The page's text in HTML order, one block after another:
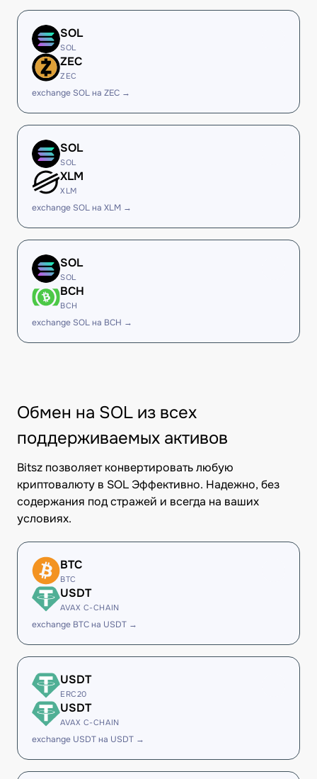
SOL
SOL
ZEC
ZEC
exchange SOL на ZEC →
SOL
SOL
XLM
XLM
exchange SOL на XLM →
SOL
SOL
BCH
BCH
exchange SOL на BCH →
Обмен на SOL из всех
поддерживаемых активов
Bitsz позволяет конвертировать любую
криптовалюту в SOL Эффективно. Надежно, без
содержания под стражей и всегда на ваших
условиях.
BTC
BTC
USDT
AVAX C-CHAIN
exchange BTC на USDT →
USDT
ERC20
USDT
AVAX C-CHAIN
exchange USDT на USDT →